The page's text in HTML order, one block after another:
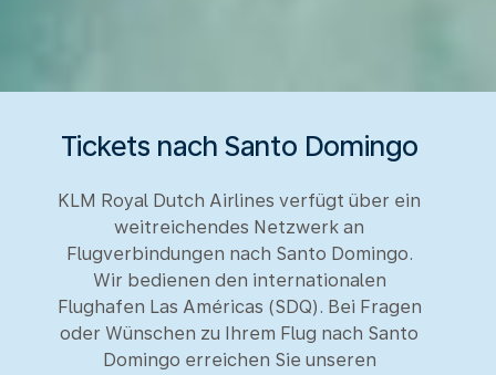
Tickets nach Santo Domingo
KLM Royal Dutch Airlines verfügt über ein
weitreichendes Netzwerk an
Flugverbindungen nach Santo Domingo.
Wir bedienen den internationalen
Flughafen Las Américas (SDQ). Bei Fragen
oder Wünschen zu Ihrem Flug nach Santo
Domingo erreichen Sie unseren